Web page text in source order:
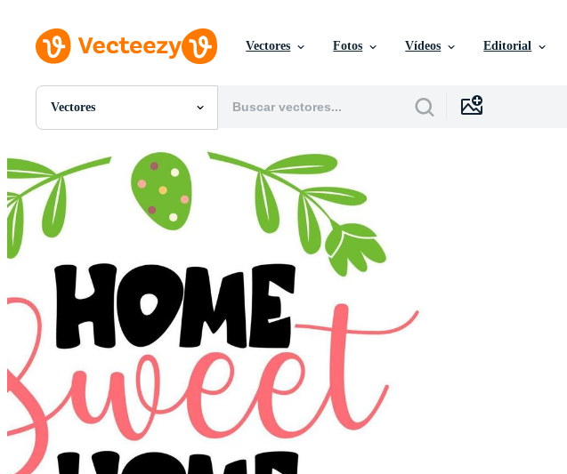
Vectores Fotos Vídeos Editorial
Vectores
Todas Imágenes
PNGs
Gráficos en Movimiento
Imágenes Editoriales
Eventos Editoriales